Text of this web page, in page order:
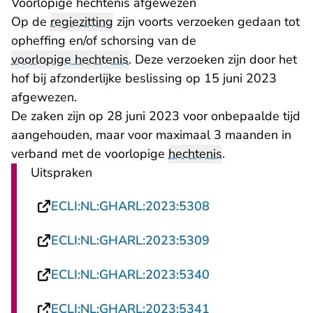
Op de regiezitting zijn voorts verzoeken gedaan tot
opheffing en/of schorsing van de
voorlopige hechtenis. Deze verzoeken zijn door het
hof bij afzonderlijke beslissing op 15 juni 2023
afgewezen.
De zaken zijn op 28 juni 2023 voor onbepaalde tijd
aangehouden, maar voor maximaal 3 maanden in
verband met de voorlopige hechtenis.
Uitspraken
ECLI:NL:GHARL:2023:5308
ECLI:NL:GHARL:2023:5309
ECLI:NL:GHARL:2023:5340
ECLI:NL:GHARL:2023:5341